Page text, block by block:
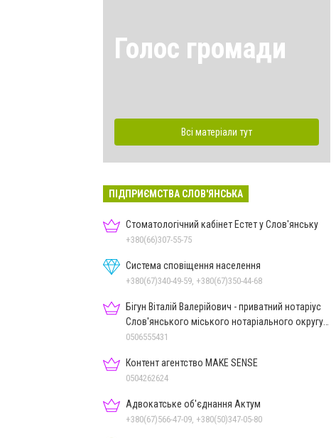
Голос громади
Всі матеріали тут
ПІДПРИЄМСТВА СЛОВ'ЯНСЬКА
Стоматологічний кабінет Естет у Слов'янську
+380(66)307-55-75
Система сповіщення населення
+380(67)340-49-59, +380(67)350-44-68
Бігун Віталій Валерійович - приватний нотаріус
Слов'янського міського нотаріального округу
Дон.обл.
0506555431
Контент агентство MAKE SENSE
0504262624
Адвокатське об'єднання Актум
+380(67)566-47-09, +380(50)347-05-80